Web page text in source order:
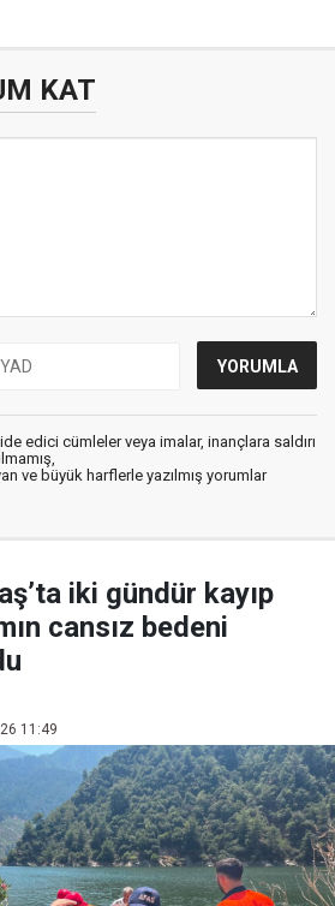
KAT
edici cümleler veya imalar, inançlara saldırı
ve büyük harflerle yazılmış yorumlar
iki gündür kayıp
cansız bedeni
11:49